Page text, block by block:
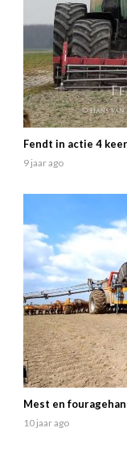
Fendt in actie 4
9 jaar ago
Mest en
10 jaar ago